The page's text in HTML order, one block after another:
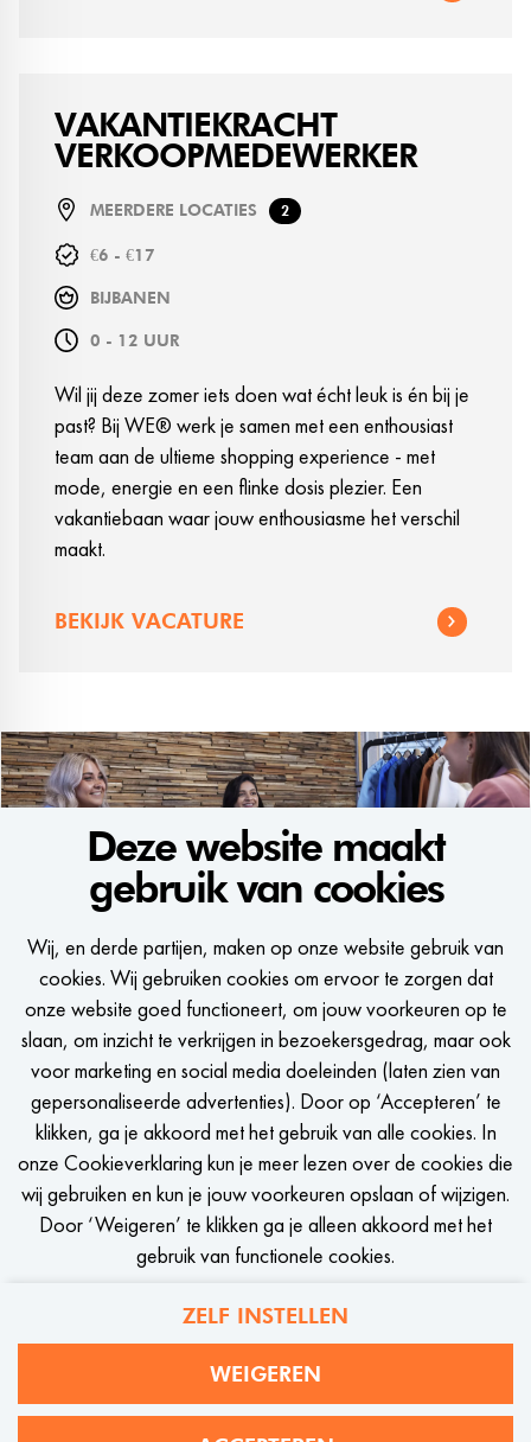
Deze website maakt
gebruik van cookies
Wij, en derde partijen, maken op onze website gebruik van
cookies. Wij gebruiken cookies om ervoor te zorgen dat
onze website goed functioneert, om jouw voorkeuren op te
slaan, om inzicht te verkrijgen in bezoekersgedrag, maar ook
voor marketing en social media doeleinden (laten zien van
gepersonaliseerde advertenties). Door op ‘Accepteren’ te
klikken, ga je akkoord met het gebruik van alle cookies. In
onze Cookieverklaring kun je meer lezen over de cookies die
wij gebruiken en kun je jouw voorkeuren opslaan of wijzigen.
Door ‘Weigeren’ te klikken ga je alleen akkoord met het
gebruik van functionele cookies.
ZELF INSTELLEN
WEIGEREN
VAKANTIEKRACHT
VERKOOPMEDEWERKER
MEERDERE LOCATIES 2
€6 - €17
BIJBANEN
0 - 12 UUR
Wil jij deze zomer iets doen wat écht leuk is én bij je
past? Bij WE® werk je samen met een enthousiast
team aan de ultieme shopping experience - met
mode, energie en een flinke dosis plezier. Een
vakantiebaan waar jouw enthousiasme het verschil
maakt.
BEKIJK VACATURE
YOU WORK FOR WE®,
WE WORK FOR YOU
Een seintje krijgen zodra er een passende vacature is?
STEL JOB ALERT IN
Privacy
Cookies
WE Fashion